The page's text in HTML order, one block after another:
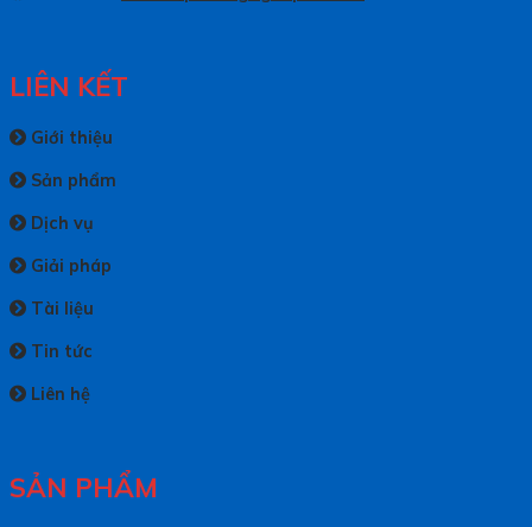
LIÊN KẾT
Giới thiệu
Sản phẩm
Dịch vụ
Giải pháp
Tài liệu
Tin tức
Liên hệ
SẢN PHẨM